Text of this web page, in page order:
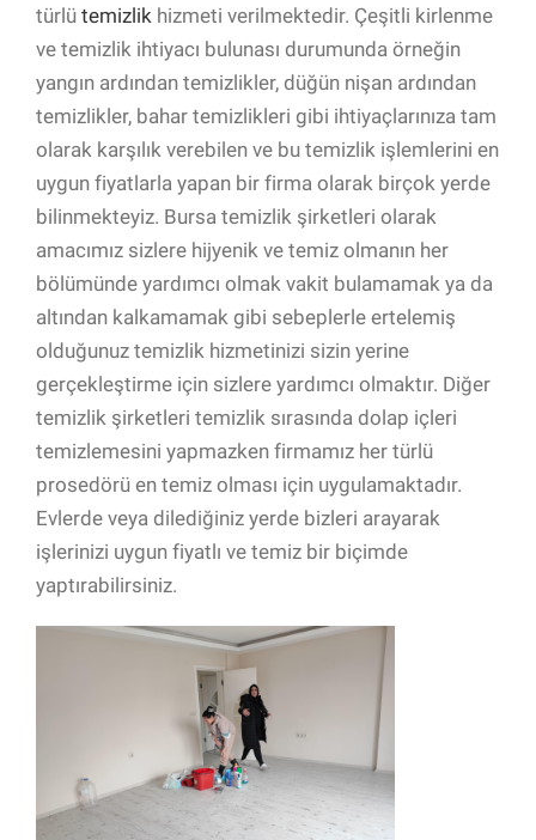
türlü temizlik hizmeti verilmektedir. Çeşitli kirlenme
ve temizlik ihtiyacı bulunası durumunda örneğin
yangın ardından temizlikler, düğün nişan ardından
temizlikler, bahar temizlikleri gibi ihtiyaçlarınıza tam
olarak karşılık verebilen ve bu temizlik işlemlerini en
uygun fiyatlarla yapan bir firma olarak birçok yerde
bilinmekteyiz. Bursa temizlik şirketleri olarak
amacımız sizlere hijyenik ve temiz olmanın her
bölümünde yardımcı olmak vakit bulamamak ya da
altından kalkamamak gibi sebeplerle ertelemiş
olduğunuz temizlik hizmetinizi sizin yerine
gerçekleştirme için sizlere yardımcı olmaktır. Diğer
temizlik şirketleri temizlik sırasında dolap içleri
temizlemesini yapmazken firmamız her türlü
prosedörü en temiz olması için uygulamaktadır.
Evlerde veya dilediğiniz yerde bizleri arayarak
işlerinizi uygun fiyatlı ve temiz bir biçimde
yaptırabilirsiniz.